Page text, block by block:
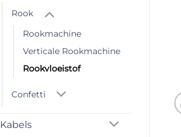
Rook
Rookmachine
Verticale Rookmachine
Rookvloeistof
Confetti
Kabels